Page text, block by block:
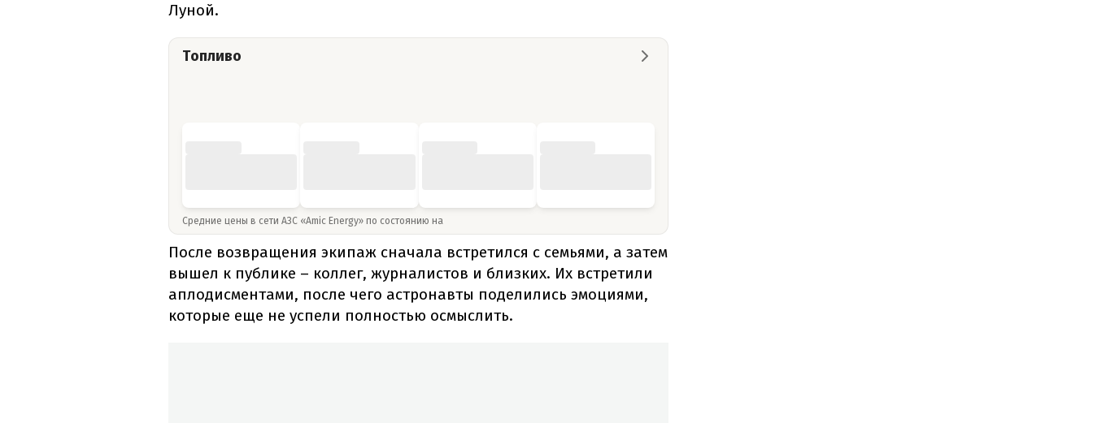
Луной.
Топливо
Средние цены в сети АЗС «Amic Energy» по состоянию на
После возвращения экипаж сначала встретился с семьями, а затем
вышел к публике – коллег, журналистов и близких. Их встретили
аплодисментами, после чего астронавты поделились эмоциями,
которые еще не успели полностью осмыслить.